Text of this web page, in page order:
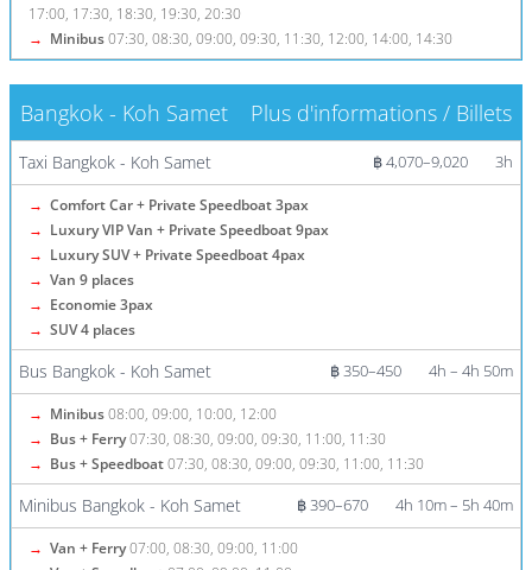
17:00, 17:30, 18:30, 19:30, 20:30
→ Minibus07:30, 08:30, 09:00, 09:30, 11:30, 12:00, 14:00, 14:30
Bangkok - Koh Samet Plus d'informations / Billets
Taxi Bangkok - Koh Samet ฿ 4,070–9,020 3h
→ Comfort Car + Private Speedboat 3pax
→ Luxury VIP Van + Private Speedboat 9pax
→ Luxury SUV + Private Speedboat 4pax
→ Van 9 places
→ Economie 3pax
→ SUV 4 places
Bus Bangkok - Koh Samet ฿ 350–450 4h – 4h 50m
→ Minibus08:00, 09:00, 10:00, 12:00
→ Bus + Ferry07:30, 08:30, 09:00, 09:30, 11:00, 11:30
→ Bus + Speedboat07:30, 08:30, 09:00, 09:30, 11:00, 11:30
Minibus Bangkok - Koh Samet ฿ 390–670 4h 10m – 5h 40m
→ Van + Ferry07:00, 08:30, 09:00, 11:00